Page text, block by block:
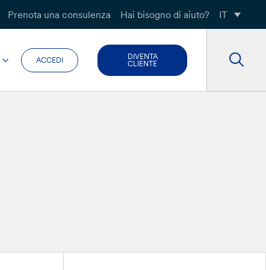
Prenota una consulenza Hai bisogno di aiuto? IT
ACCEDI
DIVENTA
CLIENTE